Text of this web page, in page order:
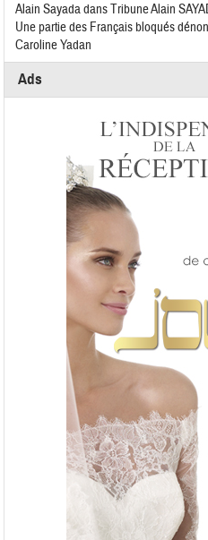
Alain SayadadansTribune Alain
Une partie des Français bloqués
Caroline Yadan
Ads